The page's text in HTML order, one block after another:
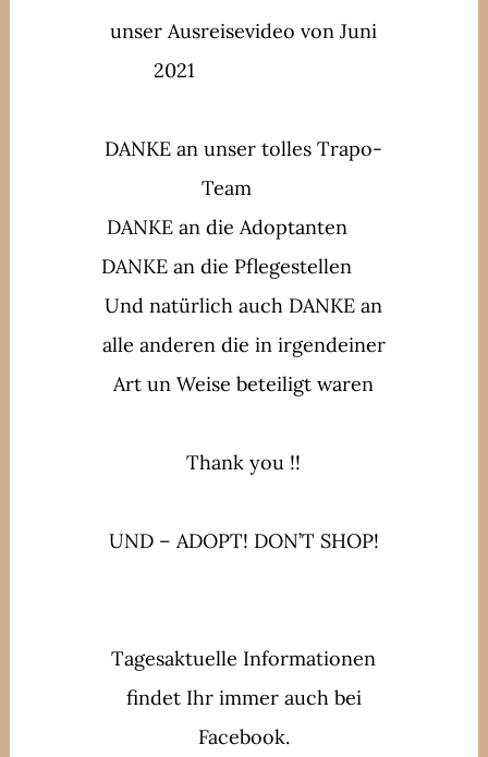
unser Ausreisevideo von Juni
2021
DANKE an unser tolles Trapo-
Team
DANKE an die Adoptanten
DANKE an die Pflegestellen
Und natürlich auch DANKE an
alle anderen die in irgendeiner
Art un Weise beteiligt waren
Thank you !!
UND – ADOPT! DON’T SHOP!
Tagesaktuelle Informationen
findet Ihr immer auch bei
Facebook.